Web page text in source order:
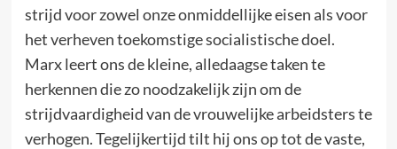
strijd voor zowel onze onmiddellijke eisen als voor
het verheven toekomstige socialistische doel.
Marx leert ons de kleine, alledaagse taken te
herkennen die zo noodzakelijk zijn om de
strijdvaardigheid van de vrouwelijke arbeidsters te
verhogen. Tegelijkertijd tilt hij ons op tot de vaste,